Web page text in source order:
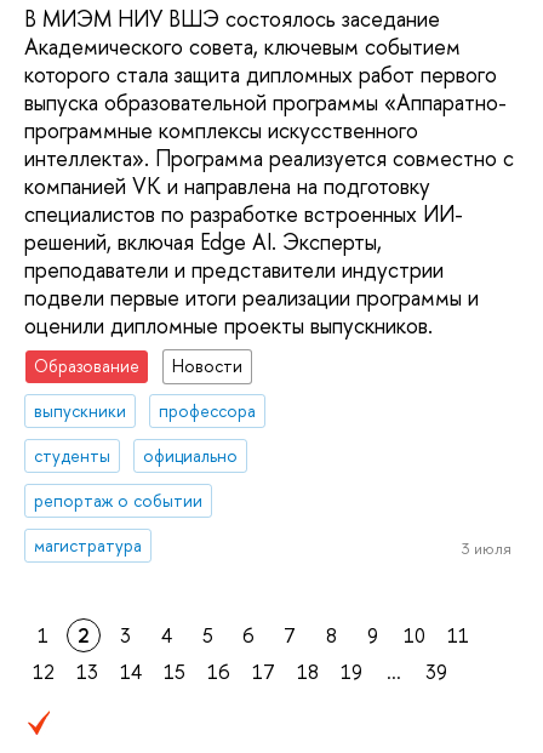
В МИЭМ НИУ ВШЭ состоялось заседание
Академического совета, ключевым событием
которого стала защита дипломных работ первого
выпуска образовательной программы «Аппаратно-
программные комплексы искусственного
интеллекта». Программа реализуется совместно с
компанией VK и направлена на подготовку
специалистов по разработке встроенных ИИ-
решений, включая Edge AI. Эксперты,
преподаватели и представители индустрии
подвели первые итоги реализации программы и
оценили дипломные проекты выпускников.
Образование
Новости
выпускники
профессора
студенты
официально
репортаж о событии
магистратура
3 июля
1 2 3 4 5 6 7 8 9 10
11
12
13 14 15 16 17 18 19 ... 39